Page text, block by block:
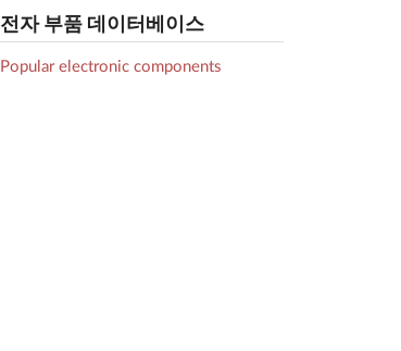
전자 부품 데이터베이스
Popular electronic components